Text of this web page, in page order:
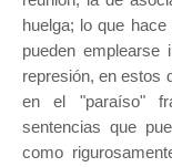
huelga; lo que
pueden emplearse
represión, en estos
en el "paraíso"
sentencias que
como